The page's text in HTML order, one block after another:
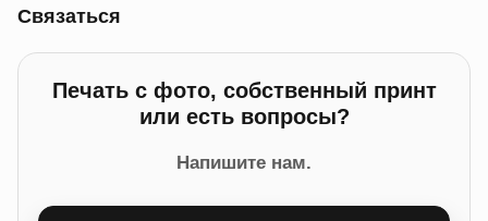
Связаться
Печать с фото, собственный принт
или есть вопросы?
Напишите нам.